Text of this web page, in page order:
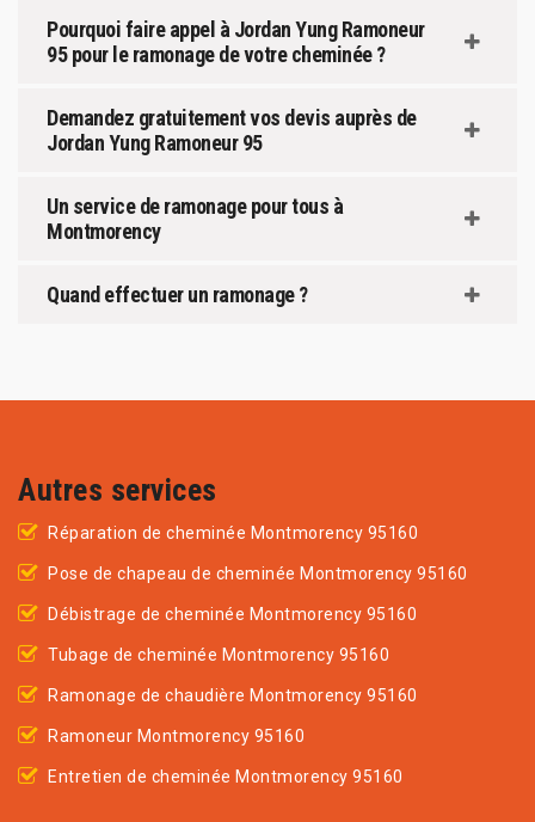
Pourquoi faire appel à Jordan Yung Ramoneur
95 pour le ramonage de votre cheminée ?
Demandez gratuitement vos devis auprès de
Jordan Yung Ramoneur 95
Un service de ramonage pour tous à
Montmorency
Quand effectuer un ramonage ?
Autres services
Réparation de cheminée Montmorency 95160
Pose de chapeau de cheminée Montmorency 95160
Débistrage de cheminée Montmorency 95160
Tubage de cheminée Montmorency 95160
Ramonage de chaudière Montmorency 95160
Ramoneur Montmorency 95160
Entretien de cheminée Montmorency 95160